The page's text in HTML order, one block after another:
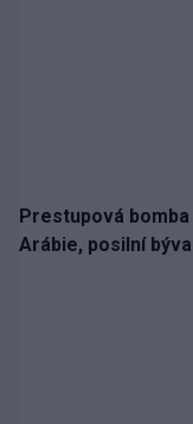
Prestupová bomba
Arábie, posilní